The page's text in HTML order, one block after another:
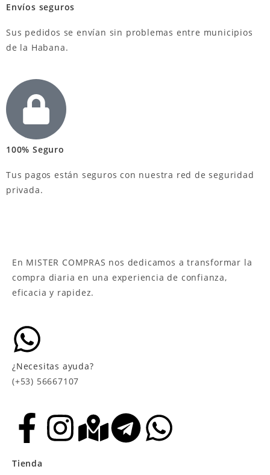
Envíos seguros
Sus pedidos se envían sin problemas entre municipios
de la Habana.
100% Seguro
Tus pagos están seguros con nuestra red de seguridad
privada.
En MISTER COMPRAS nos dedicamos a transformar la
compra diaria en una experiencia de confianza,
eficacia y rapidez.
¿Necesitas ayuda?
(+53) 56667107
Tienda